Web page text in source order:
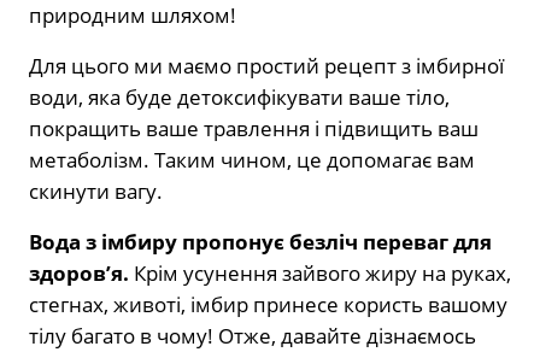
природним шляхом!
Для цього ми маємо простий рецепт з імбирної
води, яка буде детоксифікувати ваше тіло,
покращить ваше травлення і підвищить ваш
метаболізм. Таким чином, це допомагає вам
скинути вагу.
Вода з імбиру пропонує безліч переваг для
здоров’я. Крім усунення зайвого жиру на руках,
стегнах, животі, імбир принесе користь вашому
тілу багато в чому! Отже, давайте дізнаємось